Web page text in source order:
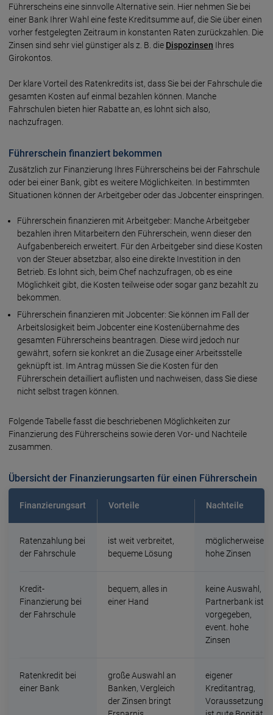
Führerscheins eine sinnvolle Alternative sein. Hier nehmen Sie bei
einer Bank Ihrer Wahl eine feste Kreditsumme auf, die Sie über einen
vorher festgelegten Zeitraum in konstanten Raten zurückzahlen. Die
Zinsen sind sehr viel günstiger als z. B. die Dispozinsen Ihres
Girokontos.
Der klare Vorteil des Ratenkredits ist, dass Sie bei der Fahrschule die
gesamten Kosten auf einmal bezahlen können. Manche
Fahrschulen bieten hier Rabatte an, es lohnt sich also,
nachzufragen.
Führerschein finanziert bekommen
Zusätzlich zur Finanzierung Ihres Führerscheins bei der Fahrschule
oder bei einer Bank, gibt es weitere Möglichkeiten. In bestimmten
Situationen können der Arbeitgeber oder das Jobcenter einspringen.
Führerschein finanzieren mit Arbeitgeber: Manche Arbeitgeber
bezahlen ihren Mitarbeitern den Führerschein, wenn dieser den
Aufgabenbereich erweitert. Für den Arbeitgeber sind diese Kosten
von der Steuer absetzbar, also eine direkte Investition in den
Betrieb. Es lohnt sich, beim Chef nachzufragen, ob es eine
Möglichkeit gibt, die Kosten teilweise oder sogar ganz bezahlt zu
bekommen.
Führerschein finanzieren mit Jobcenter: Sie können im Fall der
Arbeitslosigkeit beim Jobcenter eine Kostenübernahme des
gesamten Führerscheins beantragen. Diese wird jedoch nur
gewährt, sofern sie konkret an die Zusage einer Arbeitsstelle
geknüpft ist. Im Antrag müssen Sie die Kosten für den
Führerschein detailliert auflisten und nachweisen, dass Sie diese
nicht selbst tragen können.
Folgende Tabelle fasst die beschriebenen Möglichkeiten zur
Finanzierung des Führerscheins sowie deren Vor- und Nachteile
zusammen.
Übersicht der Finanzierungsarten für einen Führerschein
Finanzierungsart Vorteile Nachteile
Ratenzahlung bei
der Fahrschule
ist weit verbreitet,
bequeme Lösung
möglicherweise
hohe Zinsen
Kredit-
Finanzierung bei
der Fahrschule
bequem, alles in
einer Hand
keine Auswahl,
Partnerbank ist
vorgegeben,
event. hohe
Zinsen
Ratenkredit bei
einer Bank
große Auswahl an
Banken, Vergleich
der Zinsen bringt
eigener
Kreditantrag,
Voraussetzung